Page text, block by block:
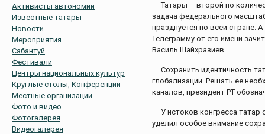
Татары – второй по
задача федерального
празднуется по всей стране.
Телеграмму от его имени
Василь Шайхразиев.
Сохранить идентичность
глобализации. Решать ее
каналов, президент РТ
У истоков конгресса
уделил особое внимание
Активисты автономий
Известные татары
Новости
Мероприятия
Сабантуй
Фестивали
Центры национальных культур
Круглые столы, Конференции
Местные организации
Фото и видео
Фотогалерея
Видеогалерея